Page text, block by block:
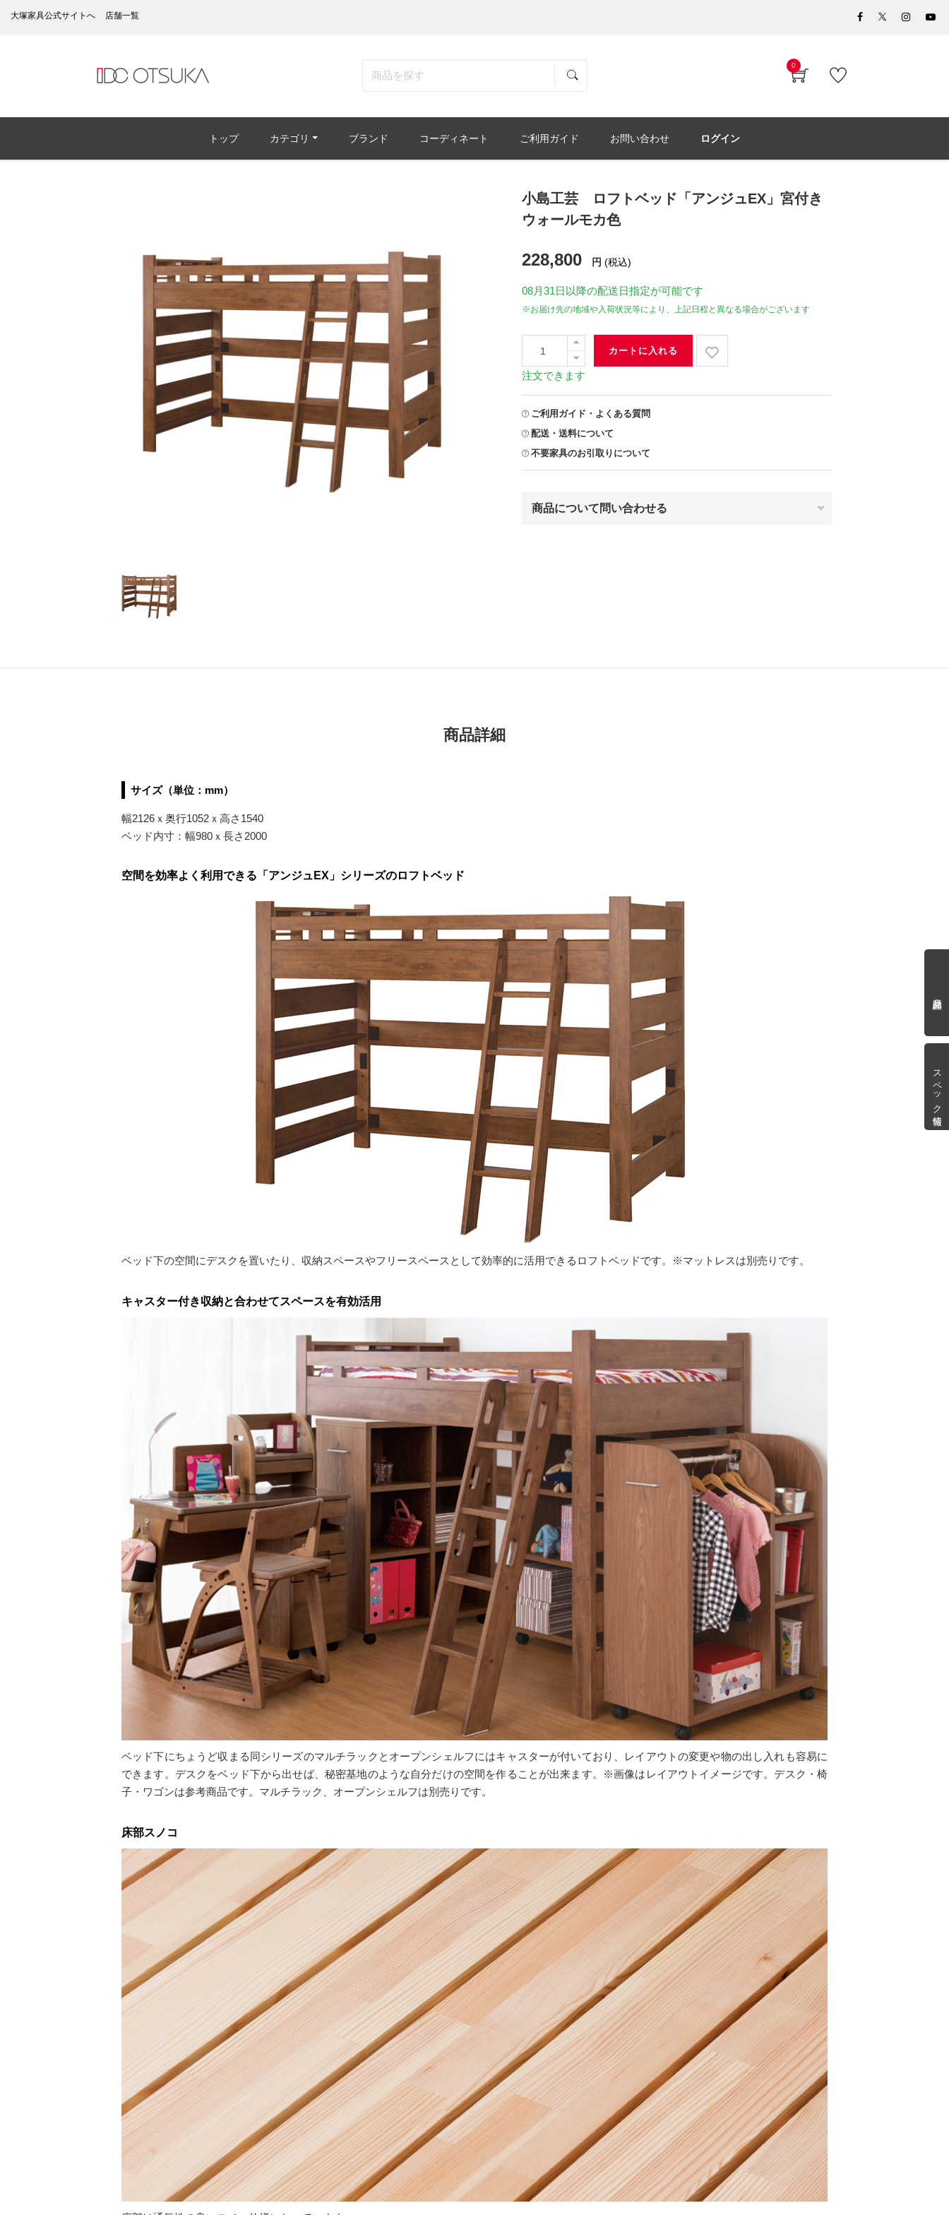
スペック情報
大塚家具公式サイトへ 店舗一覧
0
トップ カテゴリ ブランド コーディネート ご利用ガイド お問い合わせ ログイン
小島工芸 ロフトベッド「アンジュEX」宮付き
ウォールモカ色
228,800 円 (税込)
08月31日 以降の配送日指定が可能です
※お届け先の地域や入荷状況等により、上記日程と異なる場合がございます
カートに入れる
注文できます
ご利用ガイド・よくある質問
配送・送料について
不要家具のお引取りについて
商品について問い合わせる
商品詳細
サイズ（単位：mm）
幅2126ｘ奥行1052ｘ高さ1540
ベッド内寸：幅980ｘ長さ2000
空間を効率よく利用できる「アンジュEX」シリーズのロフトベッド
ベッド下の空間にデスクを置いたり、収納スペースやフリースペースとして効率的に活用できるロフトベッドです。※マットレスは別売りです。
キャスター付き収納と合わせてスペースを有効活用
ベッド下にちょうど収まる同シリーズのマルチラックとオープンシェルフにはキャスターが付いており、レイアウトの変更や物の出し入れも容易に
できます。デスクをベッド下から出せば、秘密基地のような自分だけの空間を作ることが出来ます。※画像はレイアウトイメージです。デスク・椅
子・ワゴンは参考商品です。マルチラック、オープンシェルフは別売りです。
床部スノコ